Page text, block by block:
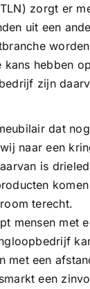
zorgt er
uit een
kans hebben
zijn
dat
naar een
is
terecht.
mensen met
met een
een